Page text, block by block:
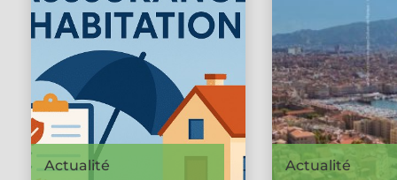
Actualité Actualité